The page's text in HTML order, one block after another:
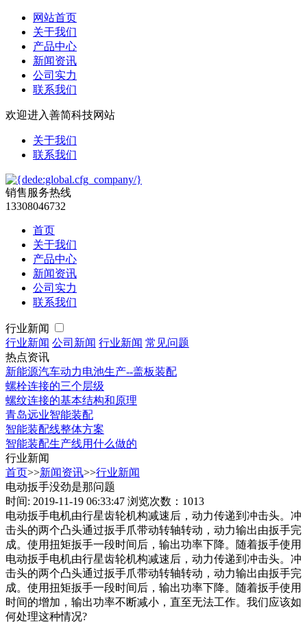
网站首页
关于我们
产品中心
新闻资讯
公司实力
联系我们
欢迎进入善简科技网站
关于我们
联系我们
销售服务热线
13308046732
首页
关于我们
产品中心
新闻资讯
公司实力
联系我们
行业新闻
行业新闻 公司新闻 行业新闻 常见问题
热点资讯
新能源汽车动力电池生产--盖板装配
螺栓连接的三个层级
螺纹连接的基本结构和原理
青岛远业智能装配
智能装配线整体方案
智能装配生产线用什么做的
行业新闻
首页>>新闻资讯>>行业新闻
电动扳手没劲是那问题
时间: 2019-11-19 06:33:47 浏览次数：1013
电动扳手电机由行星齿轮机构减速后，动力传递到冲击头。冲
击头的两个凸头通过扳手爪带动转轴转动，动力输出由扳手完
成。使用扭矩扳手一段时间后，输出功率下降。随着扳手使用
电动扳手电机由行星齿轮机构减速后，动力传递到冲击头。冲
击头的两个凸头通过扳手爪带动转轴转动，动力输出由扳手完
成。使用扭矩扳手一段时间后，输出功率下降。随着扳手使用
时间的增加，输出功率不断减小，直至无法工作。我们应该如
何处理这种情况?